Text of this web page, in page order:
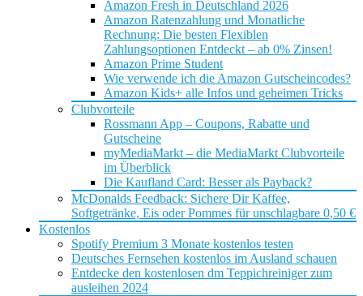
Amazon Fresh in Deutschland 2026
Amazon Ratenzahlung und Monatliche
Rechnung: Die besten Flexiblen
Zahlungsoptionen Entdeckt – ab 0% Zinsen!
Amazon Prime Student
Wie verwende ich die Amazon Gutscheincodes?
Amazon Kids+ alle Infos und geheimen Tricks
Clubvorteile
Rossmann App – Coupons, Rabatte und
Gutscheine
myMediaMarkt – die MediaMarkt Clubvorteile
im Überblick
Die Kaufland Card: Besser als Payback?
McDonalds Feedback: Sichere Dir Kaffee,
Softgetränke, Eis oder Pommes für unschlagbare 0,50 €
Kostenlos
Spotify Premium 3 Monate kostenlos testen
Deutsches Fernsehen kostenlos im Ausland schauen
Entdecke den kostenlosen dm Teppichreiniger zum
ausleihen 2024